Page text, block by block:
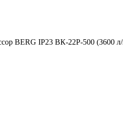
BERG IP23 ВК-22Р-500 (3600